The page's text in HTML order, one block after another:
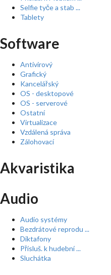
Selfie tyče a stab ...
Tablety
Software
Antivirový
Grafický
Kancelářský
OS - desktopové
OS - serverové
Ostatní
Virtualizace
Vzdálená správa
Zálohovací
Akvaristika
Audio
Audio systémy
Bezdrátové reprodu ...
Diktafony
Přísluš. k hudební ...
Sluchátka